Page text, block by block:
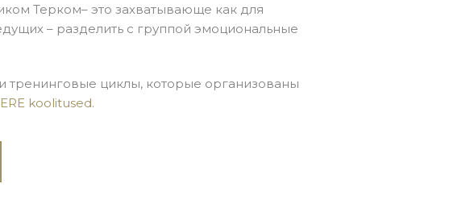
Терком– это захватывающе как для
– разделить с группой эмоциональные
тренинговые циклы, которые организованы
ERE koolitused.